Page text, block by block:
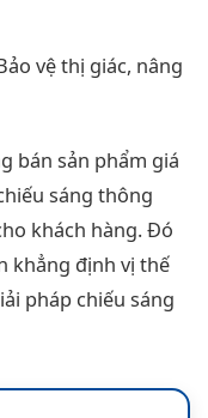
vệ thị giác, nâng
bán sản phẩm giá
sáng thông
khách hàng. Đó
khẳng định vị thế
pháp chiếu sáng